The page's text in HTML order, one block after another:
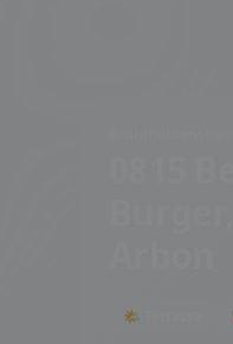
🌤 Terrasse